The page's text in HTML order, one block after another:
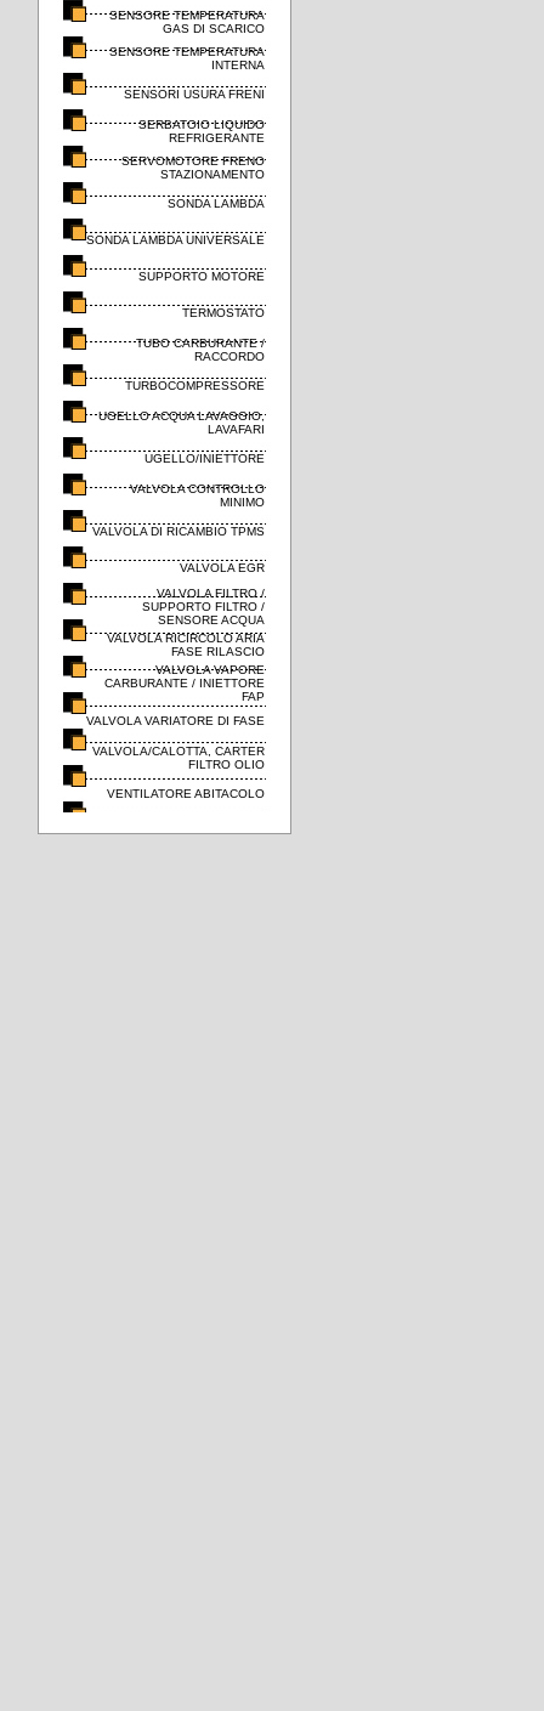
SENSORE TEMPERATURA
GAS DI SCARICO
SENSORE TEMPERATURA
INTERNA
SENSORI USURA FRENI
SERBATOIO LIQUIDO
REFRIGERANTE
SERVOMOTORE FRENO
STAZIONAMENTO
SONDA LAMBDA
SONDA LAMBDA UNIVERSALE
SUPPORTO MOTORE
TERMOSTATO
TUBO CARBURANTE /
RACCORDO
TURBOCOMPRESSORE
UGELLO ACQUA LAVAGGIO,
LAVAFARI
UGELLO/INIETTORE
VALVOLA CONTROLLO
MINIMO
VALVOLA DI RICAMBIO TPMS
VALVOLA EGR
VALVOLA FILTRO /
SUPPORTO FILTRO /
SENSORE ACQUA
VALVOLA RICIRCOLO ARIA
FASE RILASCIO
VALVOLA VAPORE
CARBURANTE / INIETTORE
FAP
VALVOLA VARIATORE DI FASE
VALVOLA/CALOTTA, CARTER
FILTRO OLIO
VENTILATORE ABITACOLO